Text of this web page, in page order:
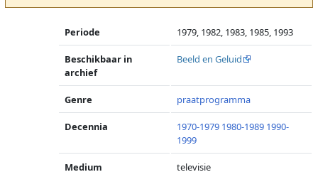
Periode 1979, 1982, 1983, 1985, 1993
Beschikbaar in
archief
Beeld en Geluid
Genre praatprogramma
Decennia 1970-1979 1980-1989 1990-
1999
Medium televisie